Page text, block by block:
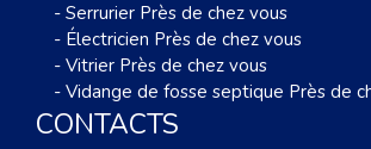
- Serrurier Près de chez vous
- Électricien Près de chez vous
- Vitrier Près de chez vous
- Vidange de fosse septique Près de
CONTACTS